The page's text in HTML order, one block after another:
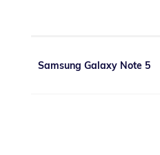
Samsung Galaxy Note 5